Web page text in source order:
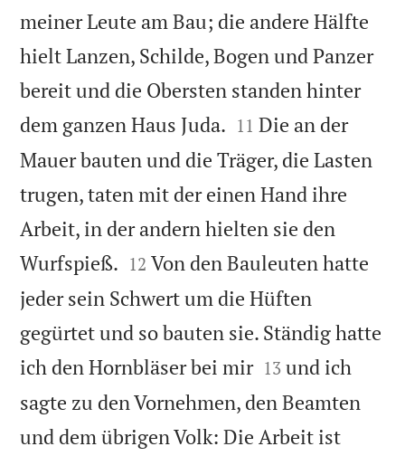
meiner Leute am Bau; die andere Hälfte
hielt Lanzen, Schilde, Bogen und Panzer
bereit und die Obersten standen hinter
dem ganzen Haus Juda. 

11 Die an der
Mauer bauten und die Träger, die Lasten
trugen, taten mit der einen Hand ihre
Arbeit, in der andern hielten sie den
Wurfspieß. 

12 Von den Bauleuten hatte
jeder sein Schwert um die Hüften
gegürtet und so bauten sie. Ständig hatte
ich den Hornbläser bei mir
13 und ich
sagte zu den Vornehmen, den Beamten
und dem übrigen Volk: Die Arbeit ist